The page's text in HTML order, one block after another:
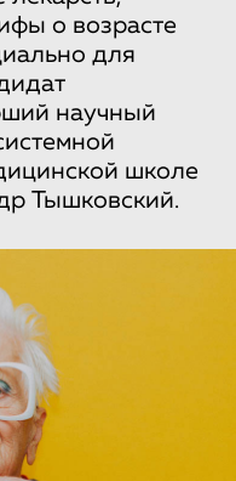
о возрасте
для
научный
школе
Тышковский.